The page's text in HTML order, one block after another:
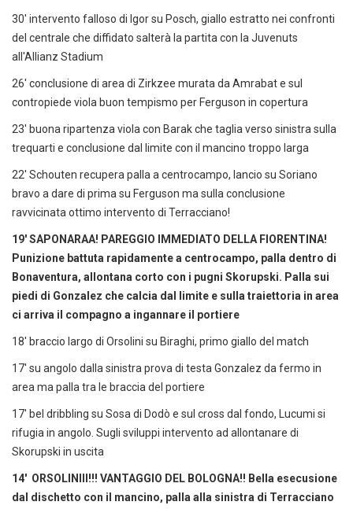
30' intervento falloso di Igor su Posch, giallo estratto nei confronti
del centrale che diffidato salterà la partita con la Juvenuts
all'Allianz Stadium
26' conclusione di area di Zirkzee murata da Amrabat e sul
contropiede viola buon tempismo per Ferguson in copertura
23' buona ripartenza viola con Barak che taglia verso sinistra sulla
trequarti e conclusione dal limite con il mancino troppo larga
22' Schouten recupera palla a centrocampo, lancio su Soriano
bravo a dare di prima su Ferguson ma sulla conclusione
ravvicinata ottimo intervento di Terracciano!
19' SAPONARAA! PAREGGIO IMMEDIATO DELLA FIORENTINA!
Punizione battuta rapidamente a centrocampo, palla dentro di
Bonaventura, allontana corto con i pugni Skorupski. Palla sui
piedi di Gonzalez che calcia dal limite e sulla traiettoria in area
ci arriva il compagno a ingannare il portiere
18' braccio largo di Orsolini su Biraghi, primo giallo del match
17' su angolo dalla sinistra prova di testa Gonzalez da fermo in
area ma palla tra le braccia del portiere
17' bel dribbling su Sosa di Dodò e sul cross dal fondo, Lucumi si
rifugia in angolo. Sugli sviluppi intervento ad allontanare di
Skorupski in uscita
14' ORSOLINIII!!! VANTAGGIO DEL BOLOGNA!! Bella esecusione
dal dischetto con il mancino, palla alla sinistra di Terracciano